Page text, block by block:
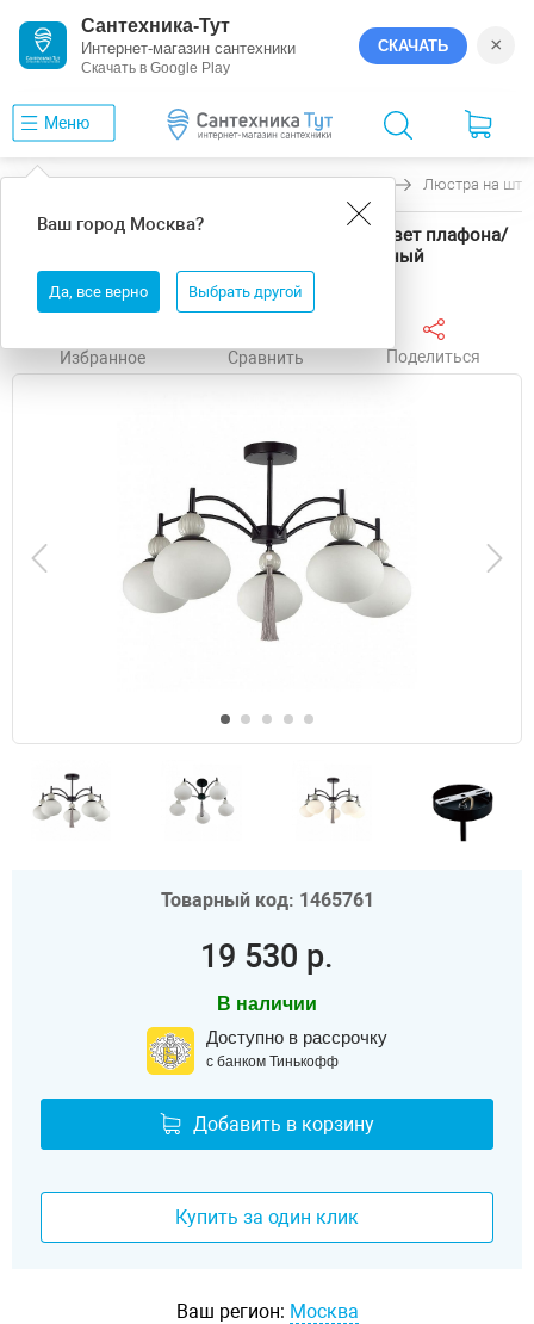
Сантехника-Тут
Интернет-магазин сантехники
Скачать в Google Play
СКАЧАТЬ ×
Меню
Ваш город Москва?
Да, все верно Выбрать другой
Люстра на
Люстра на штанге Lumion GLORIYA 8273/5C цвет плафона/
подвески Белый, цвет арматуры Серый, Черный
Избранное Сравнить Поделиться
Товарный код: 1465761
19 530 р.
В наличии
Доступно в рассрочку
с банком Тинькофф
Добавить в корзину
Купить за один клик
Ваш регион: Москва